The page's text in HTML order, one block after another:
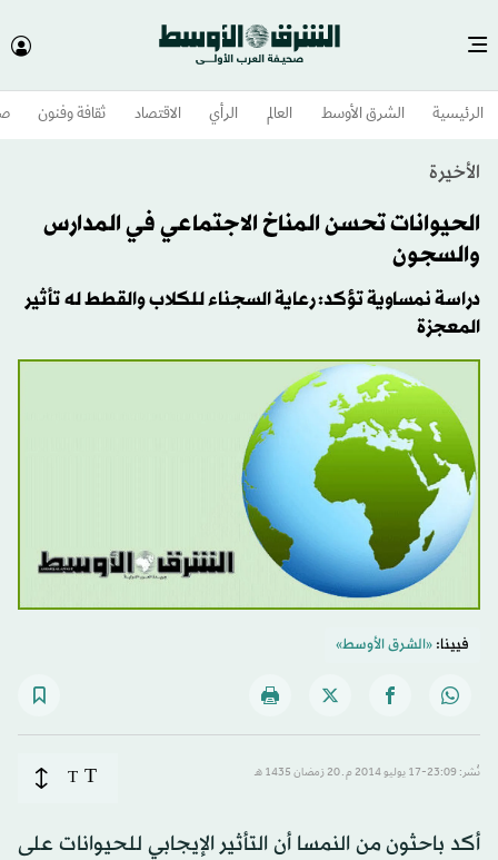
الرئيسية الشرق الأوسط​ العالم الرأي الاقتصاد ثقافة وفنون
الأخيرة
الحيوانات تحسن المناخ الاجتماعي في المدارس
والسجون
دراسة نمساوية تؤكد: رعاية السجناء للكلاب والقطط له تأثير
المعجزة
فيينا:«الشرق الأوسط»
نُشر: 23:09-17 يوليو 2014 م ـ 20 رَمضان 1435 هـ T
T
أكد باحثون من النمسا أن التأثير الإيجابي للحيوانات على